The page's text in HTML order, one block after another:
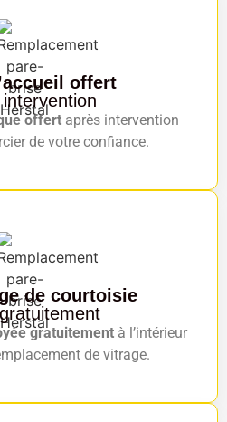
offert
offertaprès intervention
de votre confiance.
de courtoisie
gratuitementà l’intérieur
de vitrage.